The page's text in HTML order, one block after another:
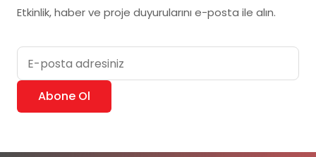
Etkinlik, haber ve proje duyurularını e-posta ile alın.
E-posta adresiniz
Abone Ol